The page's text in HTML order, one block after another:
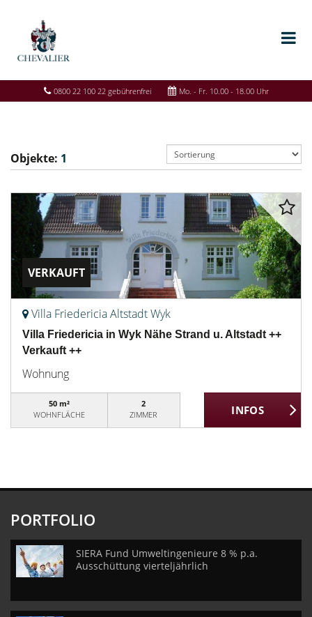
0800 22 100 22 gebührenfrei Mo. - Fr. 10.00 - 18.00 Uhr
Objekte: 1
VERKAUFT
Villa Friedericia Altstadt Wyk
Villa Friedericia in Wyk Nähe Strand u. Altstadt ++
Verkauft ++
Wohnung
50 m²
WOHNFLÄCHE
2
ZIMMER
PORTFOLIO
SIERA Fund Umweltingenieure 8 % p.a.
Ausschüttung vierteljährlich